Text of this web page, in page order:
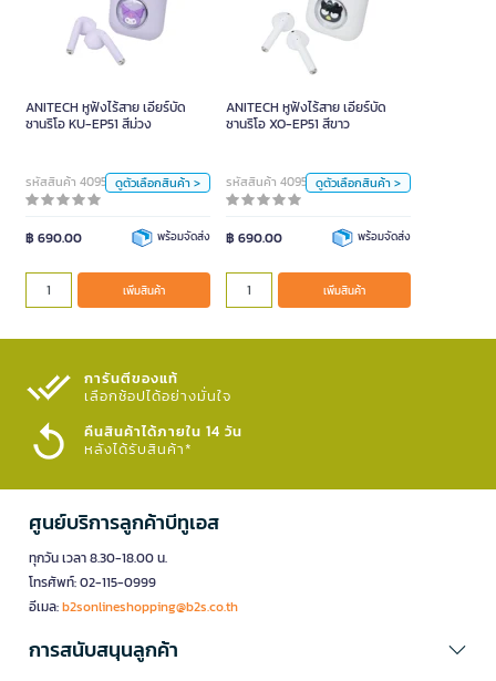
ANITECH หูฟังไร้สาย เอียร์บัด
ซานริโอ KU-EP51 สีม่วง
รหัสสินค้า 4095148ดูตัวเลือกสินค้า >
฿ 690.00 พร้อมจัดส่ง
เพิ่มสินค้า
ANITECH หูฟังไร้สาย เอียร์บัด
ซานริโอ KU-EP51 สีม่วง
ชิ้น
เพิ่มสินค้า
ANITECH หูฟังไร้สาย เอียร์บัด
ซานริโอ XO-EP51 สีขาว
รหัสสินค้า 4095149ดูตัวเลือกสินค้า >
฿ 690.00 พร้อมจัดส่ง
เพิ่มสินค้า
ANITECH หูฟังไร้สาย เอียร์บัด
ซานริโอ XO-EP51 สีขาว
ชิ้น
เพิ่มสินค้า
การันตีของแท้
เลือกช้อปได้อย่างมั่นใจ​
คืนสินค้าได้ภายใน 14 วัน
หลังได้รับสินค้า*
ศูนย์บริการลูกค้าบีทูเอส
ทุกวัน เวลา 8.30-18.00 น.
โทรศัพท์: 02-115-0999
อีเมล:b2sonlineshopping@b2s.co.th
การสนับสนุนลูกค้า